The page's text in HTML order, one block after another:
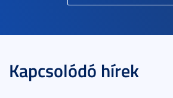
Kapcsolódó hírek